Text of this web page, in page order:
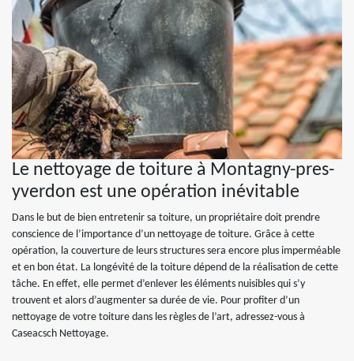
Le nettoyage de toiture à Montagny-pres-
yverdon est une opération inévitable
Dans le but de bien entretenir sa toiture, un propriétaire doit prendre
conscience de l’importance d’un nettoyage de toiture. Grâce à cette
opération, la couverture de leurs structures sera encore plus imperméable
et en bon état. La longévité de la toiture dépend de la réalisation de cette
tâche. En effet, elle permet d’enlever les éléments nuisibles qui s’y
trouvent et alors d’augmenter sa durée de vie. Pour profiter d’un
nettoyage de votre toiture dans les règles de l’art, adressez-vous à
Caseacsch Nettoyage.